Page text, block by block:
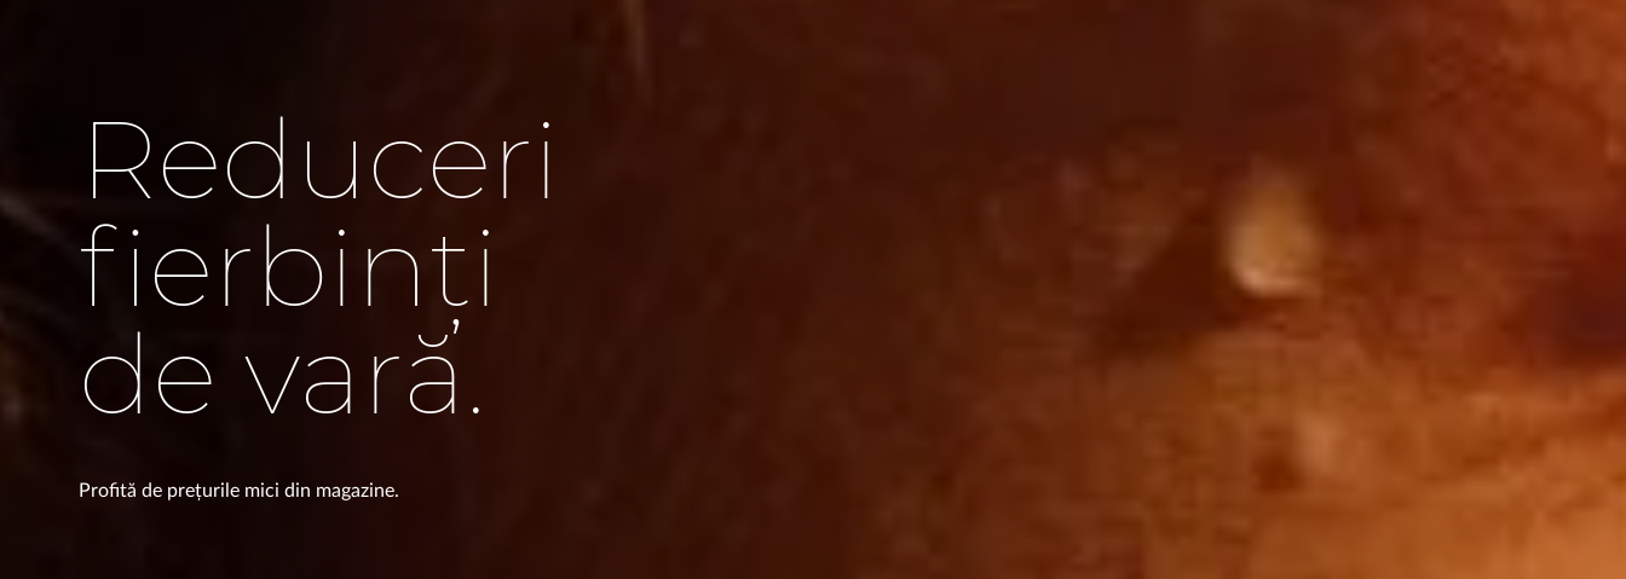
Reduceri
fierbinți
de vară.
Profită de prețurile mici din magazine.